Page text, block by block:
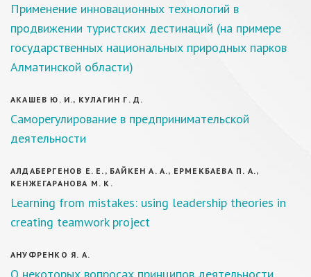
Применение инновационных технологий в
продвижении туристских дестинаций (на примере
государственных национальных природных парков
Алматинской области)
АКАШЕВ Ю. И., КУЛАГИН Г. Д.
Саморегулирование в предпринимательской
деятельности
АЛДАБЕРГЕНОВ Е. Е., БАЙКЕН А. А., ЕРМЕКБАЕВА П. А.,
КЕНЖЕГАРАНОВА М. К.
Learning from mistakes: using leadership theories in
creating teamwork project
АНУФРЕНКО Я. А.